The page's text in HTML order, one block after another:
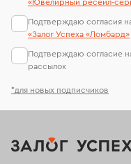
*для новых подписчиков
«Ювелирный ресейл-
Подтверждаю согласия
«Залог Успеха «Ломбард»
Подтверждаю согласие
рассылок